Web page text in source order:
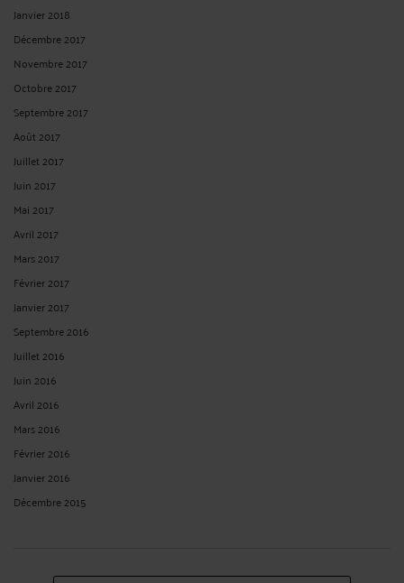
Janvier 2018
Décembre 2017
Novembre 2017
Octobre 2017
Septembre 2017
Août 2017
Juillet 2017
Juin 2017
Mai 2017
Avril 2017
Mars 2017
Février 2017
Janvier 2017
Septembre 2016
Juillet 2016
Juin 2016
Avril 2016
Mars 2016
Février 2016
Janvier 2016
Décembre 2015